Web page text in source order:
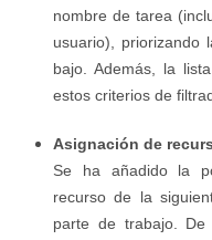
nombre de tarea
usuario), priorizando
bajo. Además, la
estos criterios de
Asignación de
Se ha añadido la
recurso de la
parte de trabajo.